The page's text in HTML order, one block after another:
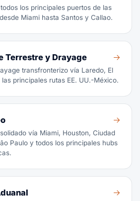
los principales puertos de las
Miami hasta Santos y Callao.
Terrestre y Drayage
transfronterizo vía Laredo, El
principales rutas EE. UU.-México.
vía Miami, Houston, Ciudad
Paulo y todos los principales hubs